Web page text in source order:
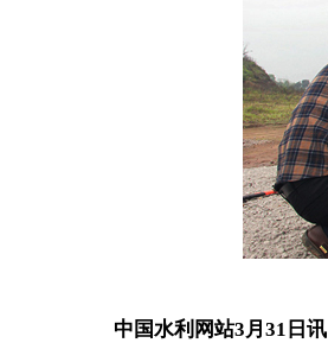
中国水利网站3月31日讯